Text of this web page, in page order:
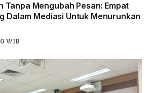
Tanpa Mengubah Pesan: Empat
Dalam Mediasi Untuk Menurunkan
WIB